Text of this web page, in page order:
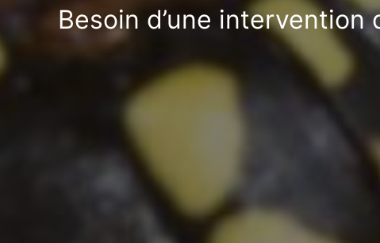
Besoin d’une